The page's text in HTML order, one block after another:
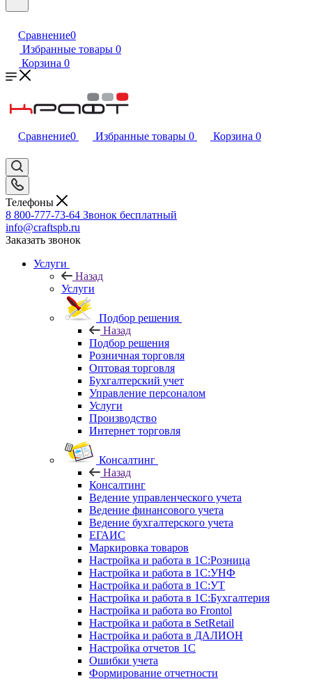
Сравнение0
Избранные товары 0
Корзина 0
Сравнение0 Избранные товары 0 Корзина 0
Телефоны
8 800-777-73-64 Звонок бесплатный
info@craftspb.ru
Заказать звонок
Услуги
Назад
Услуги
Подбор решения
Назад
Подбор решения
Розничная торговля
Оптовая торговля
Бухгалтерский учет
Управление персоналом
Услуги
Производство
Интернет торговля
Консалтинг
Назад
Консалтинг
Ведение управленческого учета
Ведение финансового учета
Ведение бухгалтерского учета
ЕГАИС
Маркировка товаров
Настройка и работа в 1С:Розница
Настройка и работа в 1С:УНФ
Настройка и работа в 1С:УТ
Настройка и работа в 1С:Бухгалтерия
Настройка и работа во Frontol
Настройка и работа в SetRetail
Настройка и работа в ДАЛИОН
Настройка отчетов 1С
Ошибки учета
Формирование отчетности